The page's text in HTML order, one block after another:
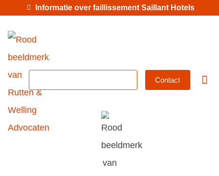
Informatie over faillissement Saillant Hotels
Contact